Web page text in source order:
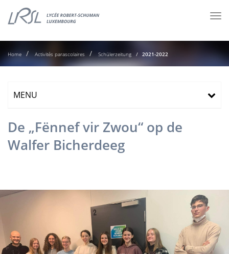
Home Activités parascolaires Schülerzeitung 2021-2022
MENU
De „Fënnef vir Zwou“ op de
Walfer Bicherdeeg